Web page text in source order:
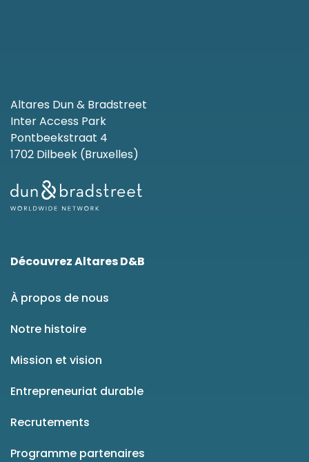
Altares Dun & Bradstreet
Inter Access Park
Pontbeekstraat 4
1702 Dilbeek (Bruxelles)
Découvrez Altares D&B
À propos de nous
Notre histoire
Mission et vision
Entrepreneuriat durable
Recrutements
Programme partenaires